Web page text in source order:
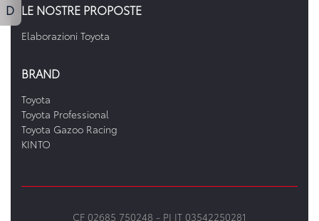
LE NOSTRE PROPOSTE
Elaborazioni Toyota
BRAND
Toyota
Toyota Professional
Toyota Gazoo Racing
KINTO
CF 02685 750248 - PI IT 03542250281
D